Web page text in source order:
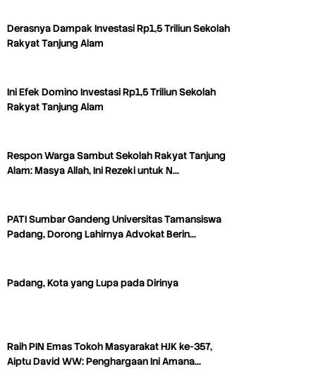
Derasnya Dampak Investasi Rp1,5 Triliun Sekolah
Rakyat Tanjung Alam
Ini Efek Domino Investasi Rp1,5 Triliun Sekolah
Rakyat Tanjung Alam
Respon Warga Sambut Sekolah Rakyat Tanjung
Alam: Masya Allah, Ini Rezeki untuk N…
PATI Sumbar Gandeng Universitas Tamansiswa
Padang, Dorong Lahirnya Advokat Berin…
Padang, Kota yang Lupa pada Dirinya
Raih PIN Emas Tokoh Masyarakat HJK ke-357,
Aiptu David WW: Penghargaan Ini Amana…